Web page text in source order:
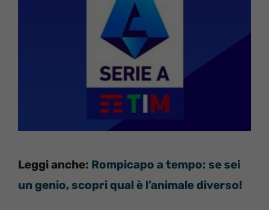
Leggi anche: Rompicapo a tempo: se sei
un genio, scopri qual è l’animale diverso!